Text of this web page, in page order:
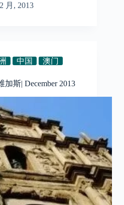
月, 2013
中国 澳门
斯| December 2013